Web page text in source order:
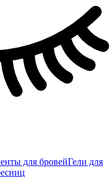
для бровейГели для